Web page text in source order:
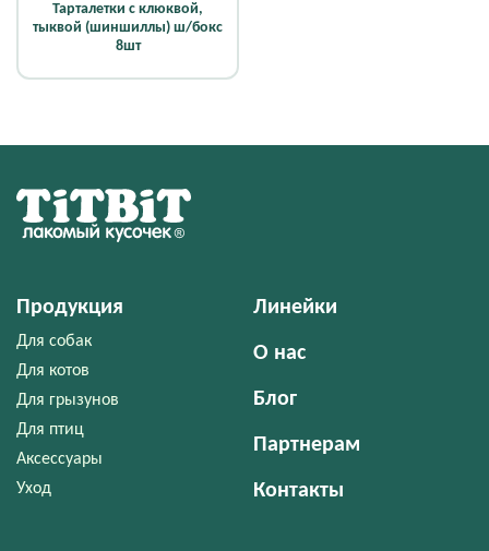
Тарталетки с клюквой,
тыквой (шиншиллы) ш/бокс
8шт
Продукция
Для собак
Для котов
Для грызунов
Для птиц
Аксессуары
Уход
Линейки
О нас
Блог
Партнерам
Контакты